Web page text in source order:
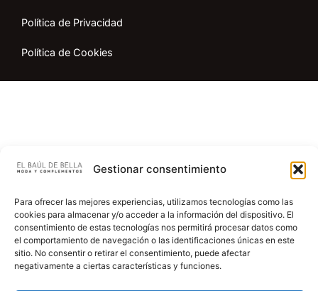
Gestionar consentimiento
Para ofrecer las mejores experiencias, utilizamos tecnologías como las
cookies para almacenar y/o acceder a la información del dispositivo. El
consentimiento de estas tecnologías nos permitirá procesar datos como
el comportamiento de navegación o las identificaciones únicas en este
sitio. No consentir o retirar el consentimiento, puede afectar
negativamente a ciertas características y funciones.
Política de Privacidad
Política de Cookies